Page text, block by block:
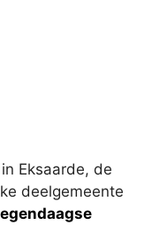
Eksaarde, de
deelgemeente